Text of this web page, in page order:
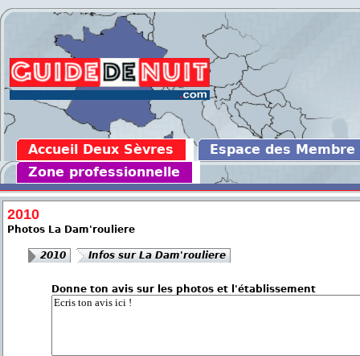
Accueil Deux Sèvres
Espace des Membre
Zone professionnelle
2010
Photos La Dam'rouliere
2010 Infos sur La Dam'rouliere
Donne ton avis sur les photos et l'établissement